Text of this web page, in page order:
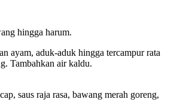
hingga harum.
ayam, aduk-aduk hingga tercampur rata
Tambahkan air kaldu.
saus raja rasa, bawang merah goreng,